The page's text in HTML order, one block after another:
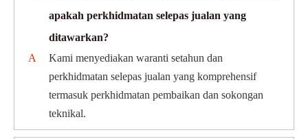
apakah perkhidmatan selepas jualan yang
ditawarkan?
A
Kami menyediakan waranti setahun dan
perkhidmatan selepas jualan yang komprehensif
termasuk perkhidmatan pembaikan dan sokongan
teknikal.